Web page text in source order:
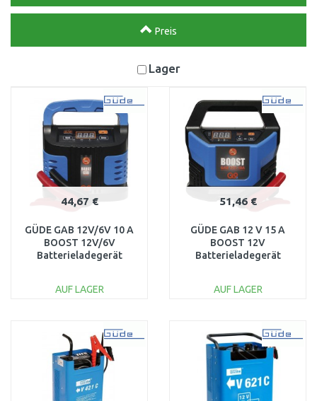
Preis
Lager
44,67 €
GÜDE GAB 12V/6V 10 A
BOOST 12V/6V
Batterieladegerät
AUF LAGER
Vergleichen
51,46 €
GÜDE GAB 12 V 15 A
BOOST 12V
Batterieladegerät
AUF LAGER
Vergleichen